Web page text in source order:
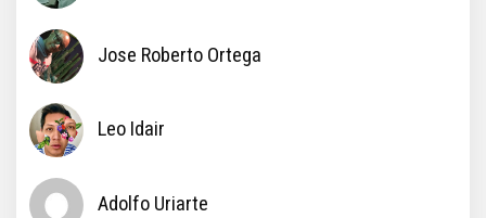
Jose Roberto Ortega
Leo Idair
Adolfo Uriarte